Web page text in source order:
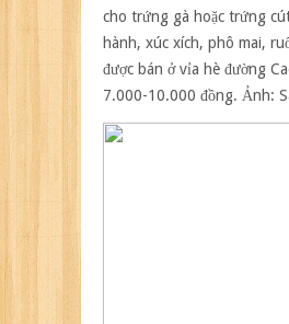
cho trứng gà hoặc trứng
hành, xúc xích, phô mai,
được bán ở vỉa hè đường
7.000-10.000 đồng. Ảnh: